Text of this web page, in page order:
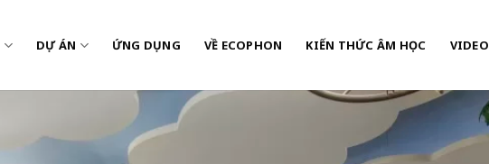
DỰ ÁN ỨNG DỤNG VỀ ECOPHON KIẾN THỨC ÂM HỌC VIDEO